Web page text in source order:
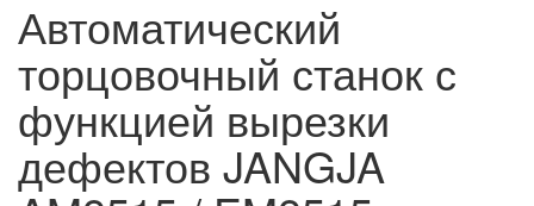
Автоматический
торцовочный станок с
функцией вырезки
дефектов JANGJA